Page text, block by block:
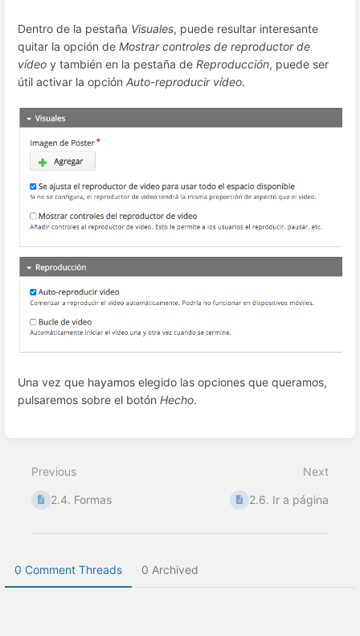
Dentro de la pestaña Visuales, puede resultar interesante
quitar la opción de Mostrar controles de reproductor de
vídeo y también en la pestaña de Reproducción, puede ser
útil activar la opción Auto-reproducir vídeo.
Una vez que hayamos elegido las opciones que queramos,
pulsaremos sobre el botón Hecho.
mode
Previous
2.4. Formas
Next
2.6. Ir a página
0 Comment Threads 0 Archived